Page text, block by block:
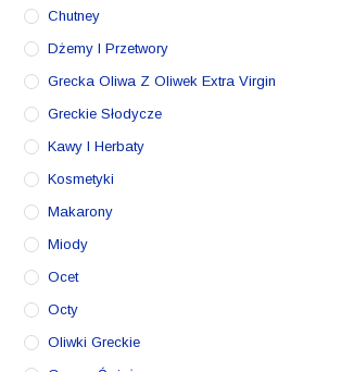
Chutney
Dżemy I Przetwory
Grecka Oliwa Z Oliwek Extra Virgin
Greckie Słodycze
Kawy I Herbaty
Kosmetyki
Makarony
Miody
Ocet
Octy
Oliwki Greckie